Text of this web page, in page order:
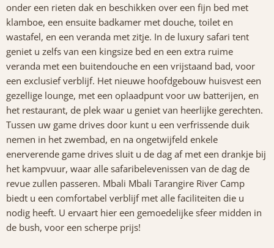
onder een rieten dak en beschikken over een fijn bed met
klamboe, een ensuite badkamer met douche, toilet en
wastafel, en een veranda met zitje. In de luxury safari tent
geniet u zelfs van een kingsize bed en een extra ruime
veranda met een buitendouche en een vrijstaand bad, voor
een exclusief verblijf. Het nieuwe hoofdgebouw huisvest een
gezellige lounge, met een oplaadpunt voor uw batterijen, en
het restaurant, de plek waar u geniet van heerlijke gerechten.
Tussen uw game drives door kunt u een verfrissende duik
nemen in het zwembad, en na ongetwijfeld enkele
enerverende game drives sluit u de dag af met een drankje bij
het kampvuur, waar alle safaribelevenissen van de dag de
revue zullen passeren. Mbali Mbali Tarangire River Camp
biedt u een comfortabel verblijf met alle faciliteiten die u
nodig heeft. U ervaart hier een gemoedelijke sfeer midden in
de bush, voor een scherpe prijs!